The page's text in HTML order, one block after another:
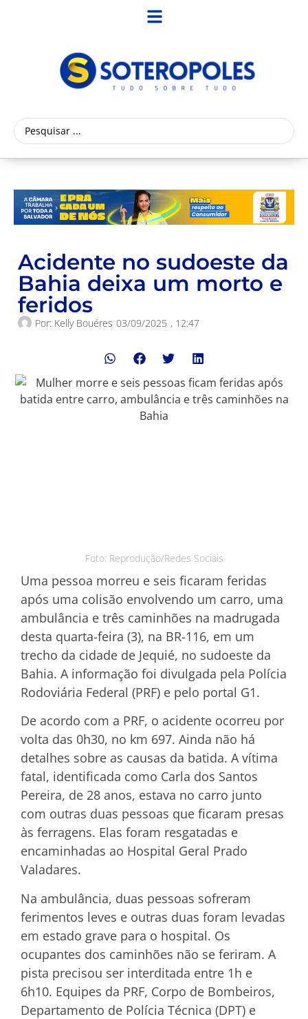
Acidente no sudoeste da
Bahia deixa um morto e
feridos
Por: Kelly Bouéres 03/09/2025 , 12:47
Foto: Reprodução/Redes Sociais
Uma pessoa morreu e seis ficaram feridas
após uma colisão envolvendo um carro, uma
ambulância e três caminhões na madrugada
desta quarta-feira (3), na BR-116, em um
trecho da cidade de Jequié, no sudoeste da
Bahia. A informação foi divulgada pela Polícia
Rodoviária Federal (PRF) e pelo portal G1.
De acordo com a PRF, o acidente ocorreu por
volta das 0h30, no km 697. Ainda não há
detalhes sobre as causas da batida. A vítima
fatal, identificada como Carla dos Santos
Pereira, de 28 anos, estava no carro junto
com outras duas pessoas que ficaram presas
às ferragens. Elas foram resgatadas e
encaminhadas ao Hospital Geral Prado
Valadares.
Na ambulância, duas pessoas sofreram
ferimentos leves e outras duas foram levadas
em estado grave para o hospital. Os
ocupantes dos caminhões não se feriram. A
pista precisou ser interditada entre 1h e
6h10. Equipes da PRF, Corpo de Bombeiros,
Departamento de Polícia Técnica (DPT) e